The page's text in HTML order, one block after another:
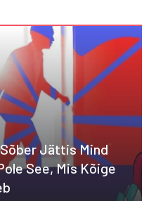
Jättis Mind
See, Mis Kõige